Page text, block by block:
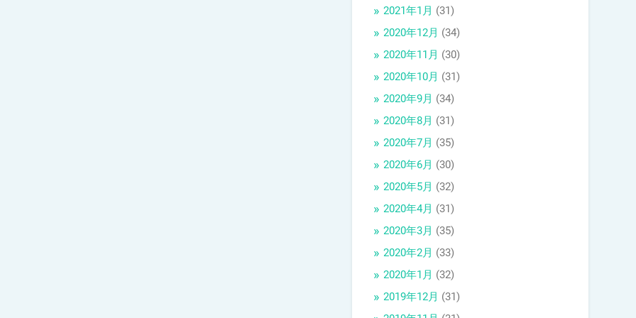
2021年1月 (31)
2020年12月 (34)
2020年11月 (30)
2020年10月 (31)
2020年9月 (34)
2020年8月 (31)
2020年7月 (35)
2020年6月 (30)
2020年5月 (32)
2020年4月 (31)
2020年3月 (35)
2020年2月 (33)
2020年1月 (32)
2019年12月 (31)